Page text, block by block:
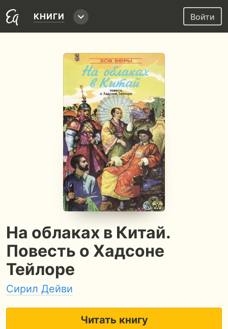
КНИГИ Войти
На облаках в Китай.
Повесть о Хадсоне
Тейлоре
Сирил Дейви
Читать книгу